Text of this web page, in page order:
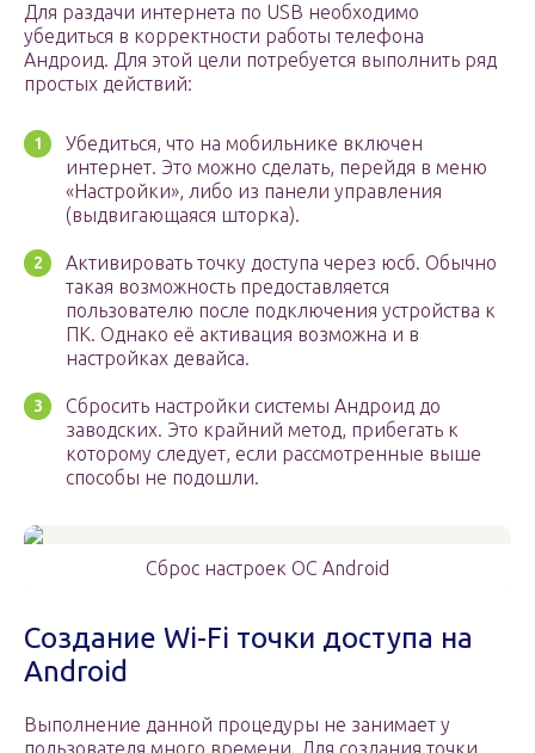
Для раздачи интернета по USB необходимо
убедиться в корректности работы телефона
Андроид. Для этой цели потребуется выполнить ряд
простых действий:
Убедиться, что на мобильнике включен
интернет. Это можно сделать, перейдя в меню
«Настройки», либо из панели управления
(выдвигающаяся шторка).
Активировать точку доступа через юсб. Обычно
такая возможность предоставляется
пользователю после подключения устройства к
ПК. Однако её активация возможна и в
настройках девайса.
Сбросить настройки системы Андроид до
заводских. Это крайний метод, прибегать к
которому следует, если рассмотренные выше
способы не подошли.
Сброс настроек OC Android
Создание Wi-Fi точки доступа на
Android
Выполнение данной процедуры не занимает у
пользователя много времени. Для создания точки